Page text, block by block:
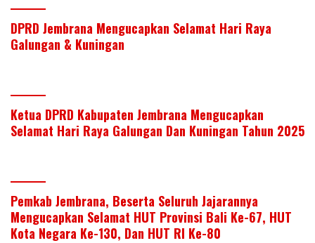
k p
DPRD Jembrana Mengucapkan Selamat Hari Raya
Galungan & Kuningan
Ketua DPRD Kabupaten Jembrana Mengucapkan
Selamat Hari Raya Galungan Dan Kuningan Tahun 2025
Pemkab Jembrana, Beserta Seluruh Jajarannya
Mengucapkan Selamat HUT Provinsi Bali Ke-67, HUT
Kota Negara Ke-130, Dan HUT RI Ke-80